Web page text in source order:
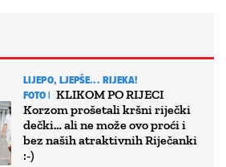
LIJEPO, LJEPŠE... RIJEKA!
FOTO | KLIKOM PO RIJECI
Korzom prošetali kršni riječki
dečki… ali ne može ovo proći i
bez naših atraktivnih Riječanki
:-)